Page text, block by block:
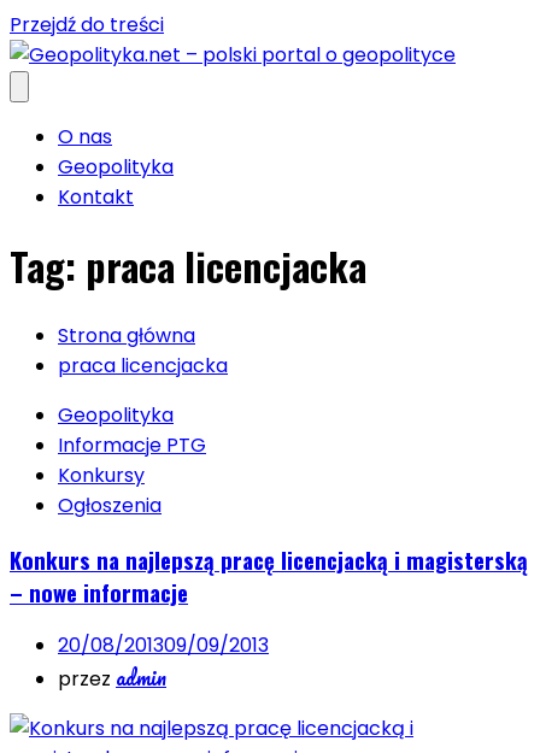
Przejdź do treści
O nas
Geopolityka
Kontakt
Tag: praca licencjacka
Strona główna
praca licencjacka
Geopolityka
Informacje PTG
Konkursy
Ogłoszenia
Konkurs na najlepszą pracę licencjacką i magisterską
– nowe informacje
20/08/201309/09/2013
przez admin